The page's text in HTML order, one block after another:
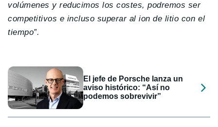
volúmenes y reducimos los costes, podremos ser
competitivos e incluso superar al ion de litio con el
tiempo”.
El jefe de Porsche lanza un
aviso histórico: “Así no
podemos sobrevivir”